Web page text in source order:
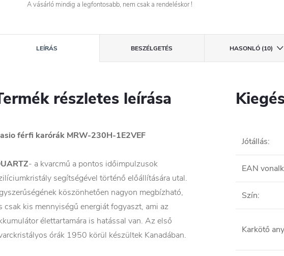
A vásárló mindig a legfontosabb, nem csak a rendeléskor !
LEÍRÁS BESZÉLGETÉS HASONLÓ (10)
részletes leírása
férfi karórák MRW-230H-1E2VEF
- a kvarcmű a pontos időimpulzusok
segítségével történő előállítására utal.
köszönhetően nagyon megbízható,
csak kis mennyiségű energiát fogyaszt, ami az
élettartamára is hatással van. Az első
órák 1950 körül készültek Kanadában.
Jótállás:
EAN
Szín:
Karkötő